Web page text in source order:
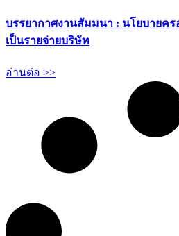
บรรยากาศงานสัมมนา : นโยบายค
เป็นรายจ่ายบริษัท
อ่านต่อ >>